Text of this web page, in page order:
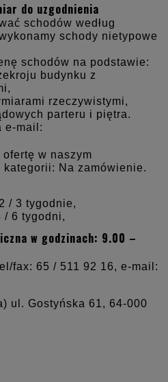
do uzgodnienia
schodów według
schody nietypowe
schodów na podstawie:
budynku z
rzeczywistymi,
parteru i piętra.
e-mail:
w naszym
Na zamówienie.
/ 3 tygodnie,
/ 6 tygodni,
w godzinach: 9.00 –
fax: 65 / 511 92 16, e-mail:
ul. Gostyńska 61, 64-000